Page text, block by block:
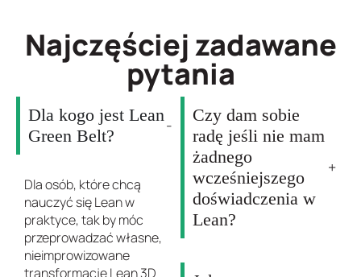
Najczęściej zadawane
pytania
Dla kogo jest Lean
Green Belt?
Dla osób, które chcą
nauczyć się Lean w
praktyce, tak by móc
przeprowadzać własne,
nieimprowizowane
transformacje Lean 3D
Czy dam sobie
radę jeśli nie mam
żadnego
wcześniejszego
doświadczenia w
Lean?